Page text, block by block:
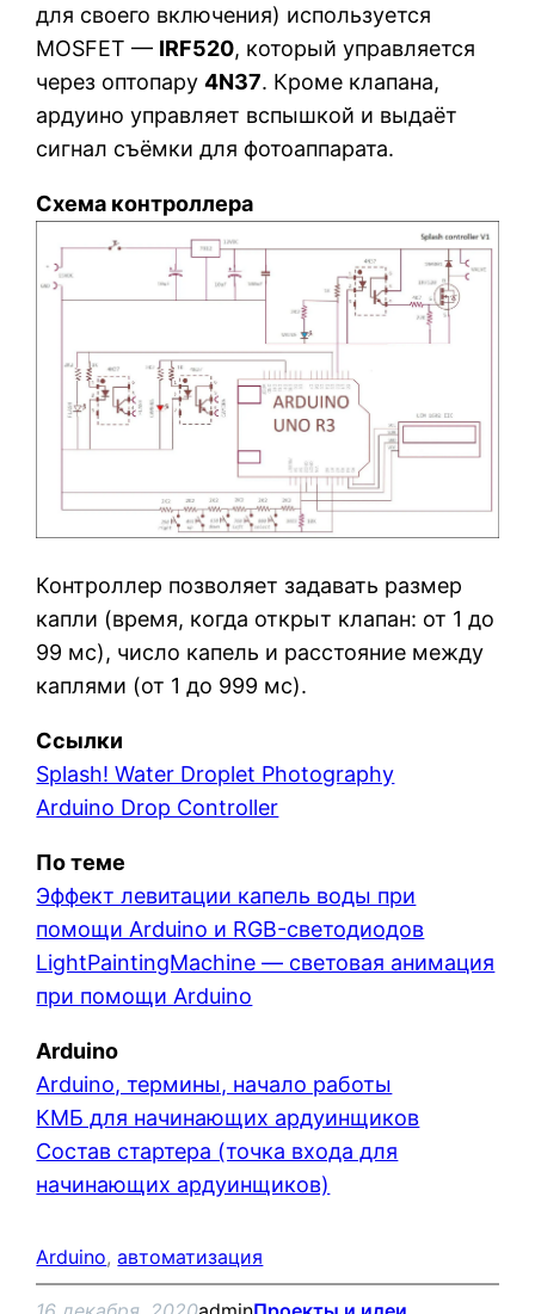
для своего включения) используется
MOSFET — IRF520, который управляется
через оптопару4N37. Кроме клапана,
ардуино управляет вспышкой и выдаёт
сигнал съёмки для фотоаппарата.
Схема контроллера
Контроллер позволяет задавать размер
капли (время, когда открыт клапан: от 1 до
99 мс), число капель и расстояние между
каплями (от 1 до 999 мс).
Ссылки
Splash! Water Droplet Photography
Arduino Drop Controller
По теме
Эффект левитации капель воды при
помощи Arduino и RGB-светодиодов
LightPaintingMachine — световая анимация
при помощи Arduino
Arduino
Arduino, термины, начало работы
КМБ для начинающих ардуинщиков
Состав стартера (точка входа для
начинающих ардуинщиков)
Arduino, автоматизация